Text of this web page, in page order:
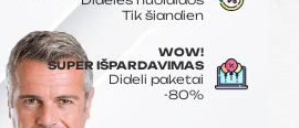
Tik šiandien
WOW!
SUPER IŠPARDAVIMAS
Dideli paketai
-80%